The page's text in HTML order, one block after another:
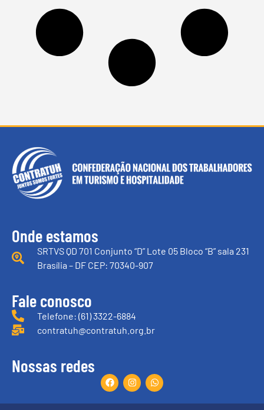
Onde estamos
SRTVS QD 701 Conjunto “D” Lote 05 Bloco “B” sala 231
Brasília – DF CEP: 70340-907
Fale conosco
Telefone: (61) 3322-6884
contratuh@contratuh.org.br
Nossas redes